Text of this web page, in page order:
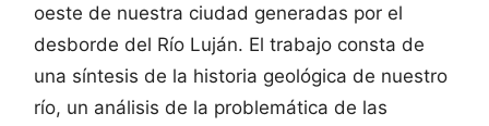
oeste de nuestra ciudad generadas por el
desborde del Río Luján. El trabajo consta de
una síntesis de la historia geológica de nuestro
río, un análisis de la problemática de las